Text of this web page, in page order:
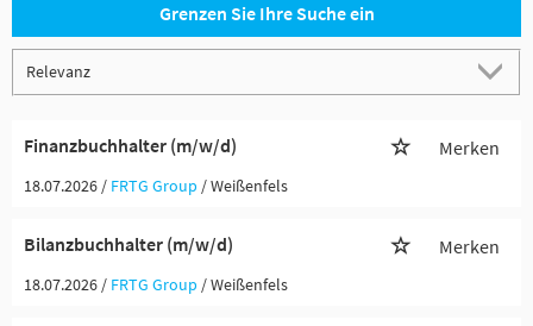
Grenzen Sie Ihre Suche ein
Finanzbuchhalter (m/w/d) Merken
18.07.2026 / FRTG Group / Weißenfels
Bilanzbuchhalter (m/w/d) Merken
18.07.2026 / FRTG Group / Weißenfels